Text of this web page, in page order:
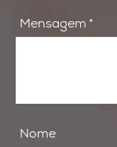
Mensagem *
Nome